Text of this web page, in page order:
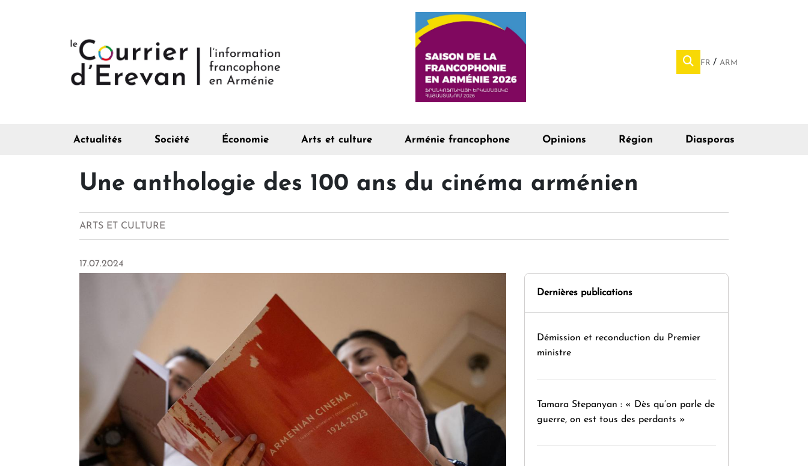
FR ARM
Actualités Société Économie Arts et culture Arménie francophone Opinions Région Diasporas
Une anthologie des 100 ans du cinéma arménien
ARTS ET CULTURE
17.07.2024
Dernières publications
Démission et reconduction du Premier
ministre
Tamara Stepanyan : « Dès qu’on parle de
guerre, on est tous des perdants »